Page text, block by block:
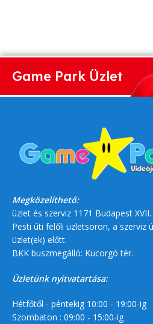
Game Park Üzlet
Megközelíthető:
üzlet és szerviz 1171 Budapest
Pesti úti felőli üzletsoron, a szerviz
üzlet(ek) előtt.
BKK buszmegálló: Kucorgó tér.
Üzletünk nyitvatartása:
Hétfőtől - péntekig 10:00 - 19:00-ig
Szombaton : 09:00 - 15:00-ig